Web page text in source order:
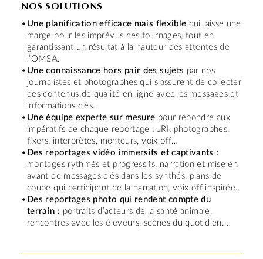
NOS SOLUTIONS
Une planification efficace mais flexible qui laisse une
marge pour les imprévus des tournages, tout en
garantissant un résultat à la hauteur des attentes de
l’OMSA.
Une connaissance hors pair des sujets par nos
journalistes et photographes qui s’assurent de collecter
des contenus de qualité en ligne avec les messages et
informations clés.
Une équipe experte sur mesure pour répondre aux
impératifs de chaque reportage : JRI, photographes,
fixers, interprètes, monteurs, voix off…
Des reportages vidéo immersifs et captivants :
montages rythmés et progressifs, narration et mise en
avant de messages clés dans les synthés, plans de
coupe qui participent de la narration, voix off inspirée.
Des reportages photo qui rendent compte du
terrain : portraits d’acteurs de la santé animale,
rencontres avec les éleveurs, scènes du quotidien…